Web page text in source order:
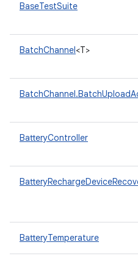
BaseTestSuite
BatchChannel<T>
BatteryController
BatteryTemperature